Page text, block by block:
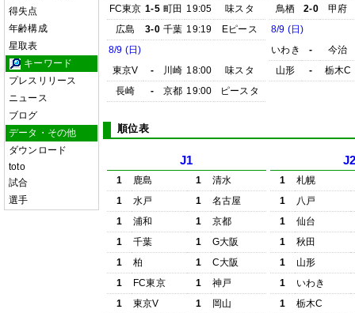
得失点
年齢構成
星取表
キーワード
プレスリリース
ニュース
ブログ
データ・その他
ダウンロード
toto
試合
選手
FC東京 1-5 町田 19:05
味スタ
広島
3-0 千葉 19:19
Eピース
8/9 (日)
東京V
- 川崎 18:00
味スタ
長崎
- 京都 19:00 ピースタ
鳥栖
2-0
甲府
8/9 (日)
いわき
-
今治
山形
- 栃木C
順位表
J1
1 鹿島 1
清水
1
水戸 1
名古屋
1
浦和 1
京都
1
千葉 1
G大阪
1
柏 1
C大阪
1
FC東京 1
神戸
1
東京V 1
岡山
1
札幌
1
八戸
1
仙台
1
秋田
1
山形
1
いわき
1
栃木C